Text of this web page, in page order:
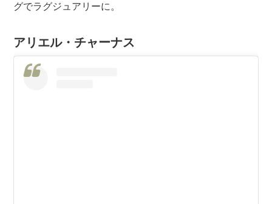
グでラグジュアリーに。
アリエル・チャーナス